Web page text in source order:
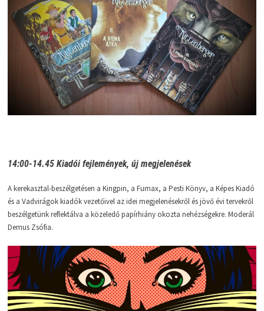
14:00-14.45 Kiadói fejlemények, új megjelenések
A kerekasztal-beszélgetésen a Kingpin, a Fumax, a Pesti Könyv, a Képes Kiadó
és a Vadvirágok kiadók vezetőivel az idei megjelenésekről és jövő évi tervekről
beszélgetünk reflektálva a közeledő papírhiány okozta nehézségekre. Moderál
Demus Zsófia.